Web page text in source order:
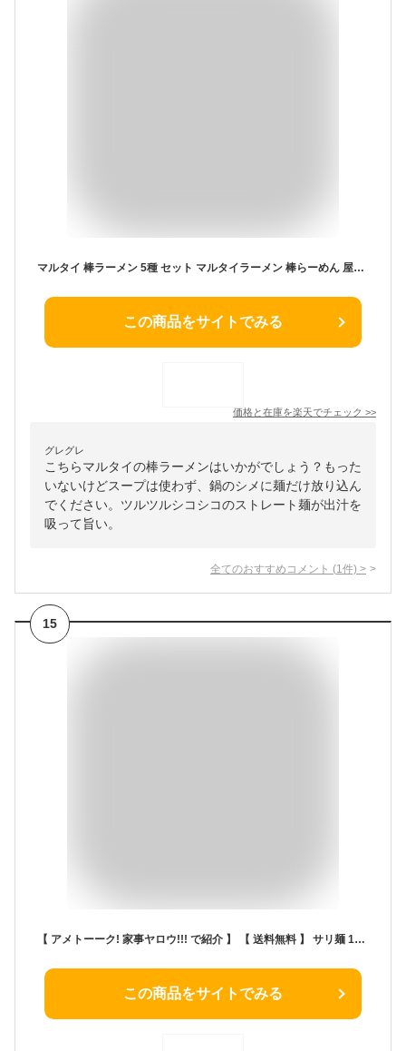
マルタイ 棒ラーメン 5種 セット マルタイラーメン 棒らーめん 屋台とんこつ ごましょうゆ 辛子高菜 醤油とんこつ しょうゆ ごま 高菜 食べ比べ ご当地グルメ お試し 業務用 福袋 ギフト プレゼント お土産 ラーメンセット 即席ラーメン 送料無料 お手軽 まとめ買い
この商品をサイトでみる
価格と在庫を楽天でチェック >>
グレグレ
こちらマルタイの棒ラーメンはいかがでしょう？もった
いないけどスープは使わず、鍋のシメに麺だけ放り込ん
でください。ツルツルシコシコのストレート麺が出汁を
吸って旨い。
全てのおすすめコメント (1 件) >
15
【 アメトーーク! 家事ヤロウ!!! で紹介 】 【 送料無料 】 サリ麺 110g×20袋 サリメン オットギ 韓国 ラーメン インスタント 麺 鍋 インスタントラーメン スープ シメ 太麺 つけ麺 チヂミ 焼きそば 担々 アウトドア キャンプ 韓国食品 韓国食材 即席麺 敬老の日 プレゼント
この商品をサイトでみる